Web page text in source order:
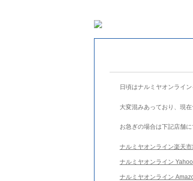
日頃はナルミヤオンライ
大変混みあっており、現
お急ぎの場合は下記店舗
ナルミヤオンライン楽天
ナルミヤオンライン
ナルミヤオンライン